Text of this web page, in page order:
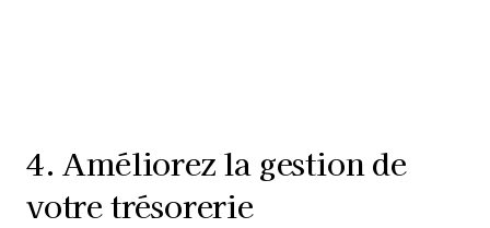
4. Améliorez la gestion de
votre trésorerie